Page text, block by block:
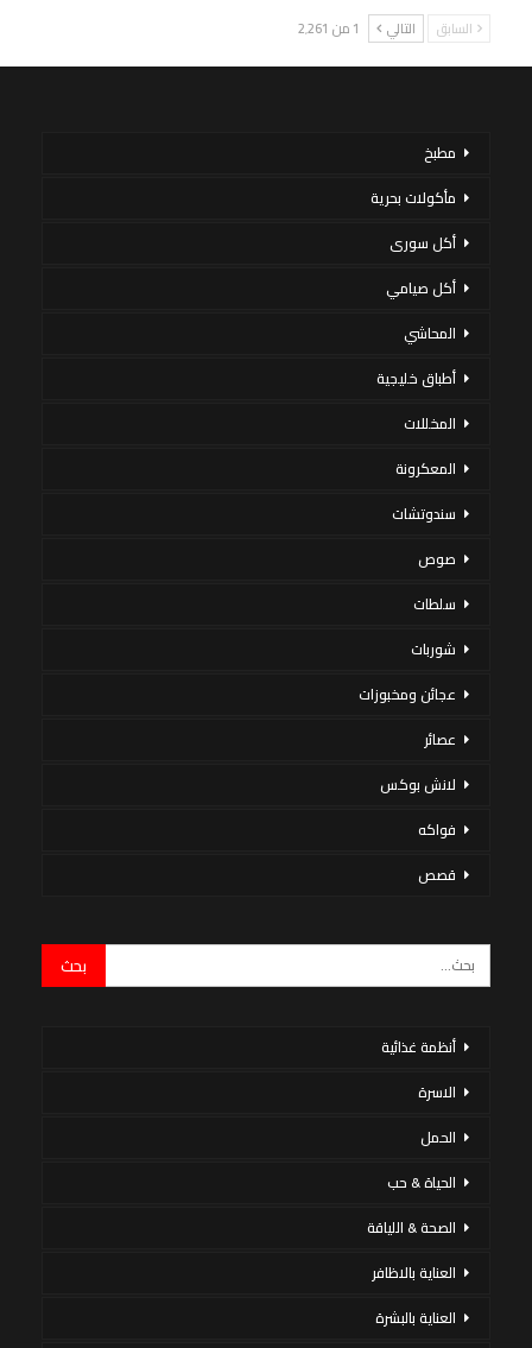
السابق التالي 1 من 2٬261
مطبخ
مأكولات بحرية
أكل سورى
أكل صيامي
المحاشي
أطباق خليجية
المخللات
المعكرونة
سندوتشات
صوص
سلطات
شوربات
عجائن ومخبوزات
عصائر
لانش بوكس
فواكه
قصص
أنظمة غذائية
الاسرة
الحمل
الحياة & حب
الصحة & اللياقة
العناية بالاظافر
العناية بالبشرة